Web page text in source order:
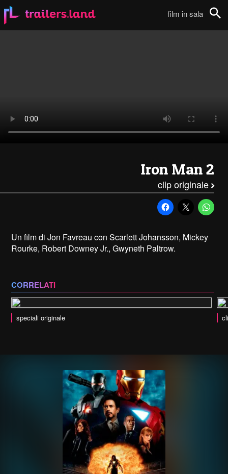
film in sala
Iron Man 2
clip originale
Un film di Jon Favreau con Scarlett Johansson, Mickey
Rourke, Robert Downey Jr., Gwyneth Paltrow.
CORRELATI
speciali originale